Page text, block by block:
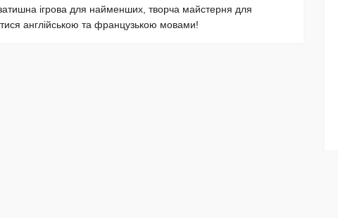
ігрова для найменших, творча майстерня для
англійською та французькою мовами!